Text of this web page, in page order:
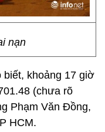
nạn
khoảng 17 giờ
(chưa rõ
Phạm Văn Đồng,
HCM.